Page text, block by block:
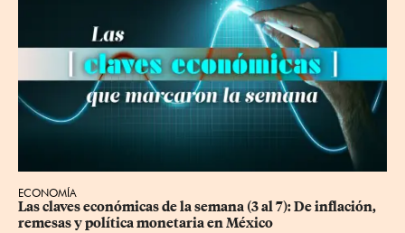
ECONOMÍA
Las claves económicas de la semana (3 al 7): De inflación,
remesas y política monetaria en México